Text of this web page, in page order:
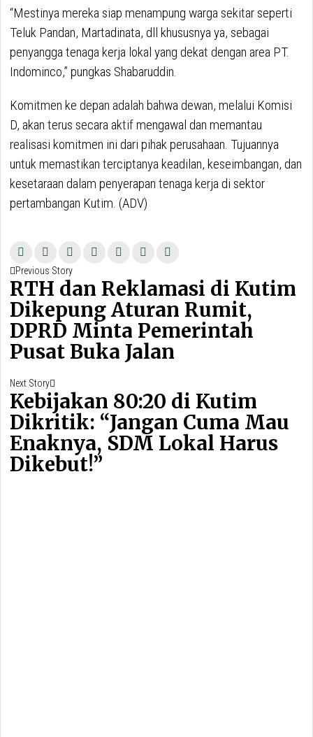
“Mestinya mereka siap menampung warga sekitar seperti
Teluk Pandan, Martadinata, dll khususnya ya, sebagai
penyangga tenaga kerja lokal yang dekat dengan area PT.
Indominco,” pungkas Shabaruddin.
Komitmen ke depan adalah bahwa dewan, melalui Komisi
D, akan terus secara aktif mengawal dan memantau
realisasi komitmen ini dari pihak perusahaan. Tujuannya
untuk memastikan terciptanya keadilan, keseimbangan, dan
kesetaraan dalam penyerapan tenaga kerja di sektor
pertambangan Kutim. (ADV)
Navigasi
pos
Previous StoryPrevious
post:
RTH dan Reklamasi di Kutim
Dikepung Aturan Rumit,
DPRD Minta Pemerintah
Pusat Buka Jalan
Next Story
post:
Kebijakan 80:20 di Kutim
Dikritik: “Jangan Cuma Mau
Enaknya, SDM Lokal Harus
Dikebut!”